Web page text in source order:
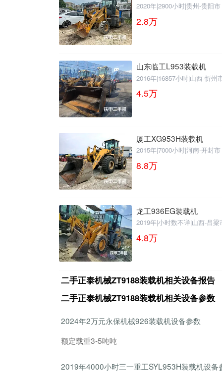
2020年|2900小时|贵州-贵阳市
2.8万
山东临工L953装载机
2016年|16857小时|山西-忻州
4.5万
厦工XG953H装载机
2015年|7000小时|河南-开封市
8.8万
龙工936EG装载机
2019年|小时数不详|山西-吕梁
4.8万
二手正泰机械ZT9188装载机相关设备报告
二手正泰机械ZT9188装载机相关设备参数
2024年2万元永保机械926装载机设备参数
额定载重3-5吨吨
2019年4000小时三一重工SYL953H装载机设备